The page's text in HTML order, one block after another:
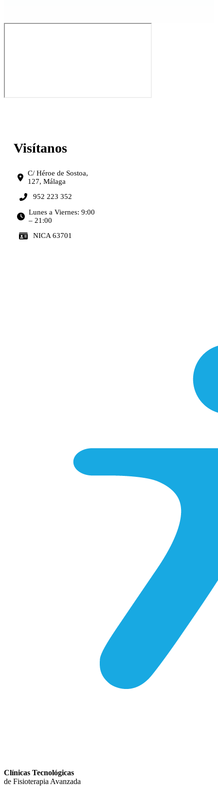
Visítanos
C/ Héroe de Sostoa,
127, Málaga
952 223 352
Lunes a Viernes: 9:00
– 21:00
NICA 63701
Clínicas Tecnológicas
de Fisioterapia Avanzada